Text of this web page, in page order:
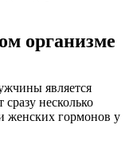
организме
является
несколько
женских гормонов у